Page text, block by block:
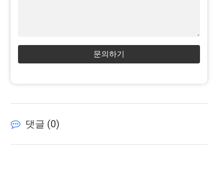
문의하기
댓글 (0)